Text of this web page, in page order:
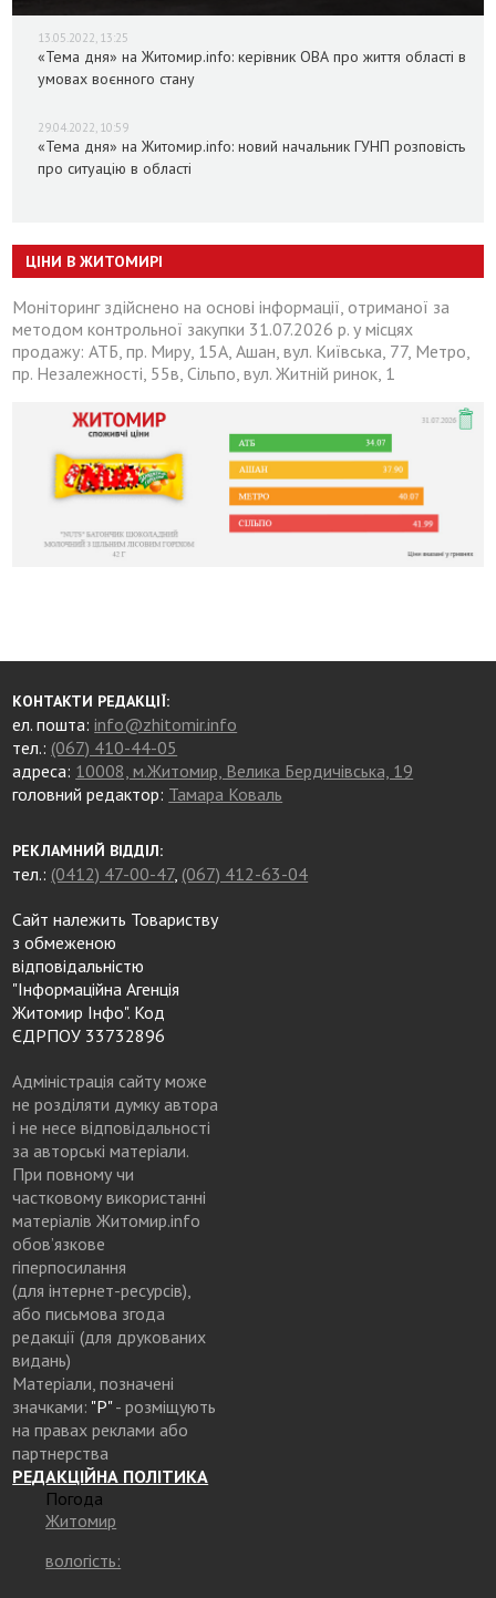
13.05.2022, 13:25
«Тема дня» на Житомир.info: керівник ОВА про життя області в
умовах воєнного стану
29.04.2022, 10:59
«Тема дня» на Житомир.info: новий начальник ГУНП розповість
про ситуацію в області
ЦІНИ В ЖИТОМИРІ
Моніторинг здійснено на основі інформації, отриманої за
методом контрольної закупки 31.07.2026 р. у місцях
продажу: АТБ, пр. Миру, 15А, Ашан, вул. Київська, 77, Метро,
пр. Незалежності, 55в, Сільпо, вул. Житній ринок, 1
КОНТАКТИ РЕДАКЦІЇ:
ел. пошта:info@zhitomir.info
тел.: (067) 410-44-05
адреса: 10008, м.Житомир, Велика Бердичівська, 19
головний редактор: Тамара Коваль
РЕКЛАМНИЙ ВІДДІЛ:
тел.: (0412) 47-00-47, (067) 412-63-04
Сайт належить Товариству
з обмеженою
відповідальністю
"Інформаційна Агенція
Житомир Інфо". Код
ЄДРПОУ 33732896
Адміністрація сайту може
не розділяти думку автора
і не несе відповідальності
за авторські матеріали.
При повному чи
частковому використанні
матеріалів Житомир.info
обов’язкове
гіперпосилання
(для інтернет-ресурсів),
або письмова згода
редакції (для друкованих
видань)
Матеріали, позначені
значками: "Р"- розміщують
на правах реклами або
партнерства
РЕДАКЦІЙНА ПОЛІТИКА
Погода
Житомир
вологість: